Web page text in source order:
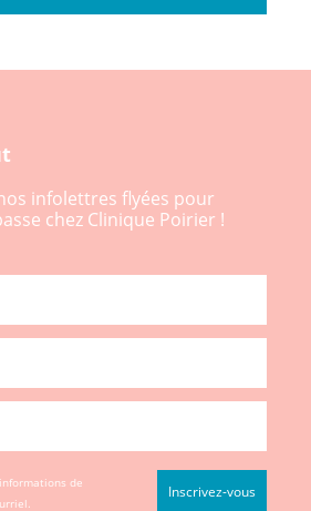
infolettres flyées pour
chez Clinique Poirier !
de